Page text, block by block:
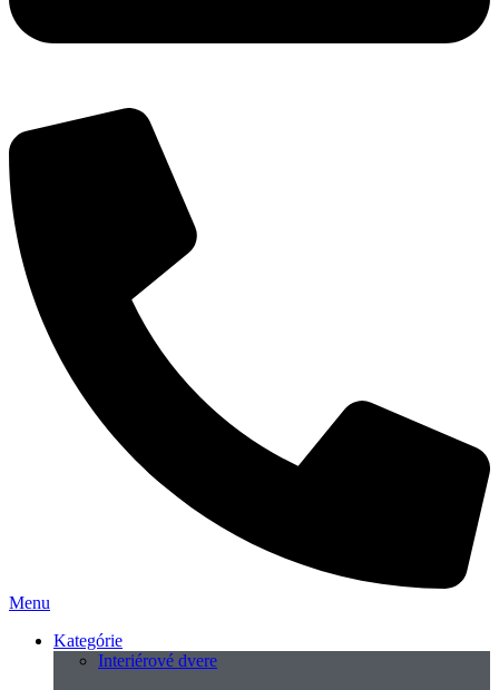
Menu
Kategórie
Interiérové dvere